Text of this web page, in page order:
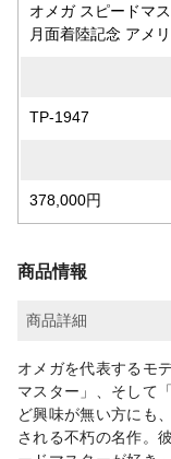
オメガ スピードマ
月面着陸記念 アメ
TP-1947
378,000円
商品情報
商品詳細
オメガを代表するモ
マスター」、そして
ど興味が無い方にも
される不朽の名作。